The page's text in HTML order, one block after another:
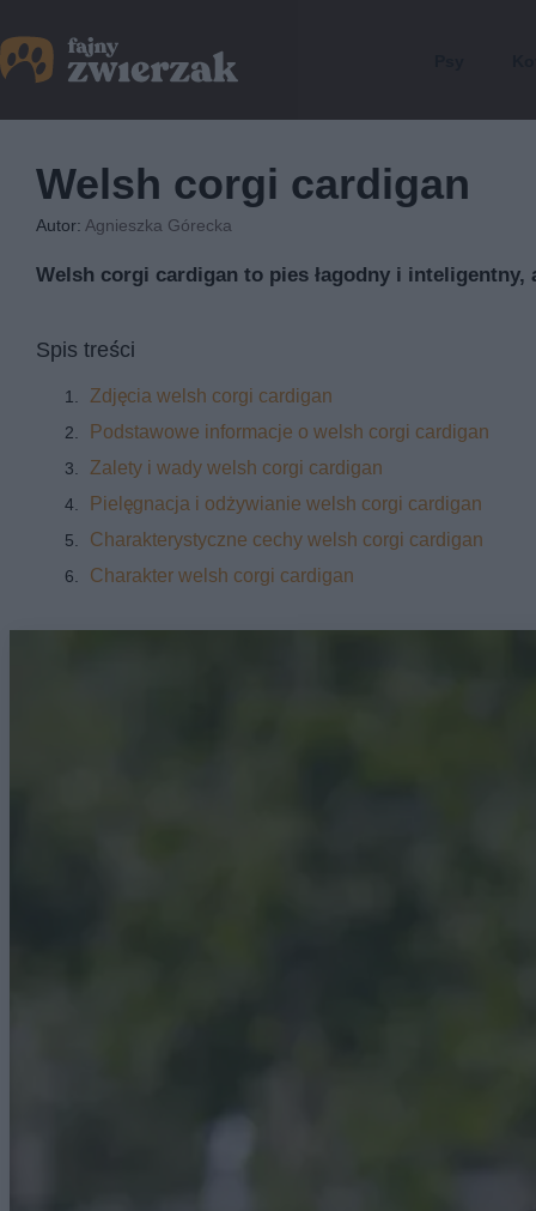
Welsh corgi cardigan
Autor: Agnieszka Górecka
Welsh corgi cardigan to pies łagodny i
Spis treści
Zdjęcia welsh corgi cardigan
Podstawowe informacje o welsh corgi cardigan
Zalety i wady welsh corgi cardigan
Pielęgnacja i odżywianie welsh corgi cardigan
Charakterystyczne cechy welsh corgi cardigan
Charakter welsh corgi cardigan